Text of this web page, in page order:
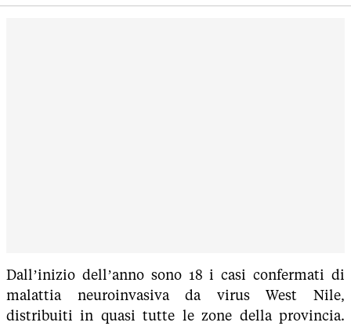
Dall’inizio dell’anno sono 18 i casi confermati di
malattia neuroinvasiva da virus West Nile,
distribuiti in quasi tutte le zone della provincia.